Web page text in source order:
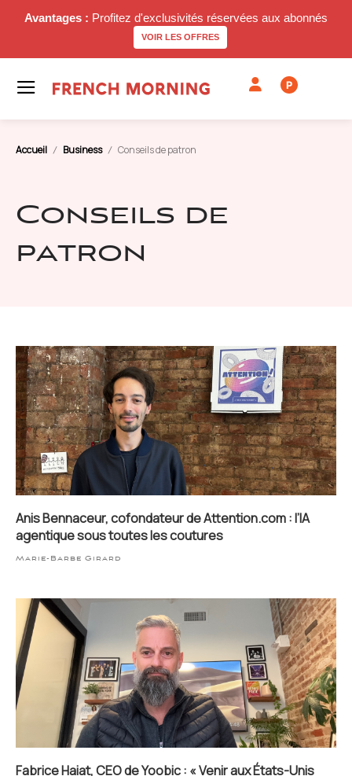
Avantages : Profitez d'exclusivités réservées aux abonnés
VOIR LES OFFRES
P
Accueil Business Conseils de patron
Conseils de
patron
Anis Bennaceur, cofondateur de Attention.com : l’IA
agentique sous toutes les coutures
Marie-Barbe Girard
Fabrice Haiat, CEO de Yoobic : « Venir aux États-Unis